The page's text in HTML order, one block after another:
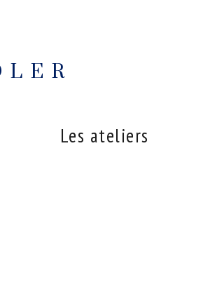
Les ateliers